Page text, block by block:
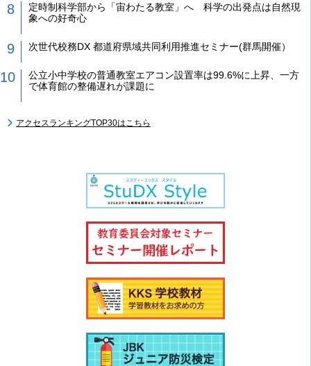
定時制科学部から「宙わたる教室」へ 科学の出発点は自然現
象への好奇心
次世代校務DX 都道府県域共同利用推進セミナー(群馬開催）
公立小中学校の普通教室エアコン設置率は99.6%に上昇、一方
で体育館の整備遅れが課題に
アクセスランキングTOP30はこちら